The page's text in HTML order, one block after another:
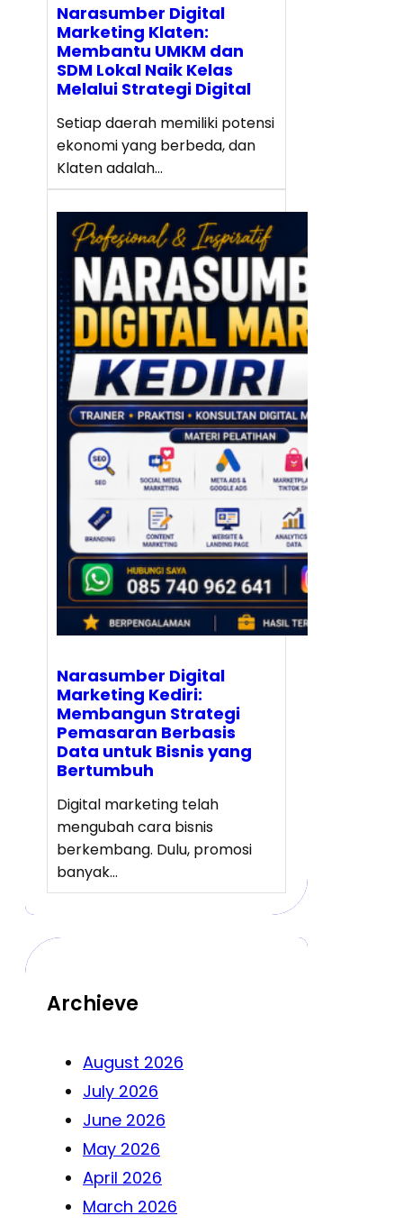
Narasumber Digital
Marketing Klaten:
Membantu UMKM dan
SDM Lokal Naik Kelas
Melalui Strategi Digital
Setiap daerah memiliki potensi
ekonomi yang berbeda, dan
Klaten adalah…
Narasumber Digital
Marketing Kediri:
Membangun Strategi
Pemasaran Berbasis
Data untuk Bisnis yang
Bertumbuh
Digital marketing telah
mengubah cara bisnis
berkembang. Dulu, promosi
banyak…
Archieve
August 2026
July 2026
June 2026
May 2026
April 2026
March 2026